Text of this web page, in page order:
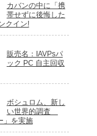
カバンの中に「携
帯せずに後悔した
クイン!
販売名：IAVPsパ
ック PC 自主回収
ボシュロム、新し
い世界的調査
」を実施